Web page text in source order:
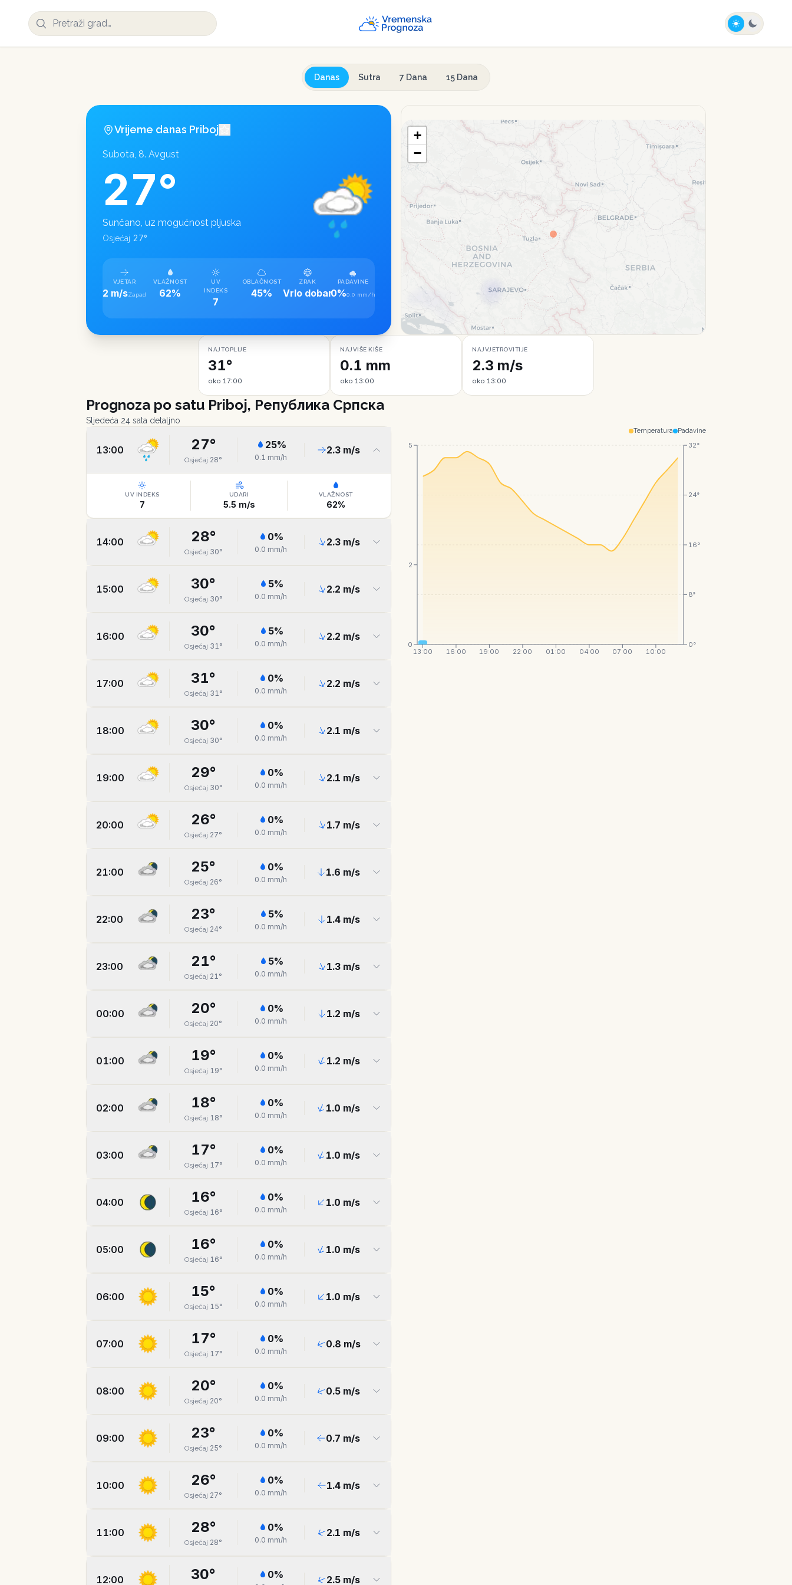
Danas Sutra 7 Dana 15 Dana
Vrijeme danas Priboj
Subota, 8. Avgust
27°
Sunčano, uz mogućnost pljuska
Osjećaj 27°
VJETAR
2 m/sZapad
VLAŽNOST
62%
UV
INDEKS
7
OBLAČNOST
45%
ZRAK
Vrlo dobar
PADAVINE
0%0.0 mm/h
+
−
NAJTOPLIJE
31°
oko 17:00
NAJVIŠE KIŠE
0.1 mm
oko 13:00
NAJVJETROVITIJE
2.3 m/s
oko 13:00
Prognoza po satu Priboj, Република Српска
Sljedeća 24 sata detaljno
13:00 27°
Osjećaj 28°
25%
0.1 mm/h
2.3m/s
UV INDEKS
7
UDARI
5.5 m/s
VLAŽNOST
62%
14:00 28°
Osjećaj 30°
0%
0.0 mm/h
2.3m/s
15:00 30°
Osjećaj 30°
5%
0.0 mm/h
2.2 m/s
16:00 30°
Osjećaj 31°
5%
0.0 mm/h
2.2 m/s
17:00 31°
Osjećaj 31°
0%
0.0 mm/h
2.2 m/s
18:00 30°
Osjećaj 30°
0%
0.0 mm/h
2.1 m/s
19:00 29°
Osjećaj 30°
0%
0.0 mm/h
2.1 m/s
20:00 26°
Osjećaj 27°
0%
0.0 mm/h
1.7 m/s
21:00 25°
Osjećaj 26°
0%
0.0 mm/h
1.6 m/s
22:00 23°
Osjećaj 24°
5%
0.0 mm/h
1.4m/s
23:00 21°
Osjećaj 21°
5%
0.0 mm/h
1.3m/s
00:00 20°
Osjećaj 20°
0%
0.0 mm/h
1.2 m/s
01:00 19°
Osjećaj 19°
0%
0.0 mm/h
1.2 m/s
02:00 18°
Osjećaj 18°
0%
0.0 mm/h
1.0 m/s
03:00 17°
Osjećaj 17°
0%
0.0 mm/h
1.0 m/s
04:00 16°
Osjećaj 16°
0%
0.0 mm/h
1.0 m/s
05:00 16°
Osjećaj 16°
0%
0.0 mm/h
1.0 m/s
06:00 15°
Osjećaj 15°
0%
0.0 mm/h
1.0 m/s
07:00 17°
Osjećaj 17°
0%
0.0 mm/h
0.8 m/s
08:00 20°
Osjećaj 20°
0%
0.0 mm/h
0.5 m/s
09:00 23°
Osjećaj 25°
0%
0.0 mm/h
0.7 m/s
10:00 26°
Osjećaj 27°
0%
0.0 mm/h
1.4m/s
11:00 28°
Osjećaj 28°
0%
0.0 mm/h
2.1 m/s
12:00 30° 0% 2.5m/s
Temperatura Padavine
13:00 16:00 19:00 22:00 01:00 04:00 07:00 10:00
0°
8°
16°
24°
32°
0
2
5